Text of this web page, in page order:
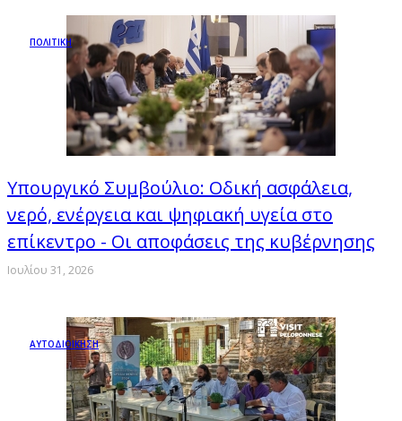
ΠΟΛΙΤΙΚΗ
Υπουργικό Συμβούλιο: Οδική ασφάλεια,
νερό, ενέργεια και ψηφιακή υγεία στο
επίκεντρο - Οι αποφάσεις της κυβέρνησης
Ιουλίου 31, 2026
ΑΥΤΟΔΙΟΙΚΗΣΗ